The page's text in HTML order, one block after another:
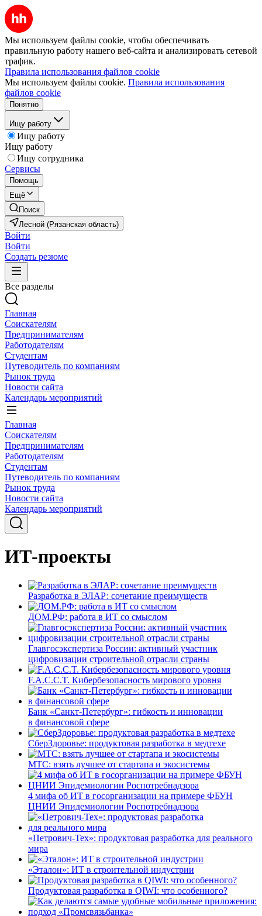
Мы используем файлы cookie, чтобы обеспечивать
правильную работу нашего веб-сайта и анализировать сетевой
трафик.
Правила использования файлов cookie
Мы используем файлы cookie. Правила использования
файлов cookie
Понятно
Ищу работу
Ищу работу
Ищу работу
Ищу сотрудника
Сервисы
Помощь
Ещё
Поиск
Лесной (Рязанская область)
Войти
Войти
Создать резюме
Все разделы
Главная
Соискателям
Предпринимателям
Работодателям
Студентам
Путеводитель по компаниям
Рынок труда
Новости сайта
Календарь мероприятий
Главная
Соискателям
Предпринимателям
Работодателям
Студентам
Путеводитель по компаниям
Рынок труда
Новости сайта
Календарь мероприятий
ИТ-проекты
Разработка в ЭЛАР: сочетание преимуществ
ДОМ.РФ: работа в ИТ со смыслом
Главгосэкспертиза России: активный участник
цифровизации строительной отрасли страны
F.A.C.C.T. Кибербезопасность мирового уровня
Банк «Санкт-Петербург»: гибкость и инновации
в финансовой сфере
СберЗдоровье: продуктовая разработка в медтехе
МТС: взять лучшее от стартапа и экосистемы
4 мифа об ИТ в госорганизации на примере ФБУН
ЦНИИ Эпидемиологии Роспотребнадзора
«Петрович-Тех»: продуктовая разработка для реального
мира
«Эталон»: ИТ в строительной индустрии
Продуктовая разработка в QIWI: что особенного?